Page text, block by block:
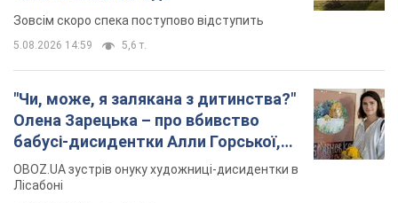
Зовсім скоро спека поступово відступить
5.08.2026 14:59 5,6 т.
"Чи, може, я залякана з дитинства?"
Олена Зарецька – про вбивство
бабусі-дисидентки Алли Горської,
критику Дмитра Стуса та втечу в
Португалію з 5 дітьми
OBOZ.UA зустрів онуку художниці-дисидентки в
Лісабоні